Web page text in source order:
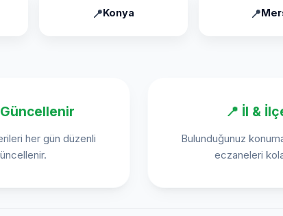
Konya
her gün düzenli
📍 İl &
Bulunduğunuz
eczaneleri